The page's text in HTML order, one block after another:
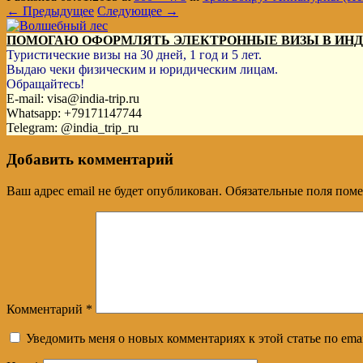
← Предыдущее Следующее →
ПОМОГАЮ ОФОРМЛЯТЬ ЭЛЕКТРОННЫЕ ВИЗЫ В
Туристические визы на 30 дней, 1 год и 5 лет.
Выдаю чеки физическим и юридическим лицам.
Обращайтесь!
E-mail: visa@india-trip.ru
Whatsapp: +79171147744
Telegram: @india_trip_ru
Добавить комментарий
Ваш адрес email не будет опубликован. Обязательные поля
Комментарий *
Уведомить меня о новых комментариях к этой статье по